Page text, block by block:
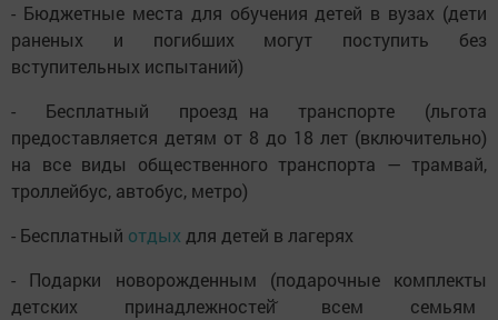
- Бюджетные места для обучения детей в вузах (дети
раненых и погибших могут поступить без
вступительных испытаний)
- Бесплатный проезд на транспорте (льгота
предоставляется детям от 8 до 18 лет (включительно)
на все виды общественного транспорта — трамвай,
троллейбус, автобус, метро)
- Бесплатный отдых для детей в лагерях
- Подарки новорожденным (подарочные комплекты
детских принадлежностей̆ всем семьям